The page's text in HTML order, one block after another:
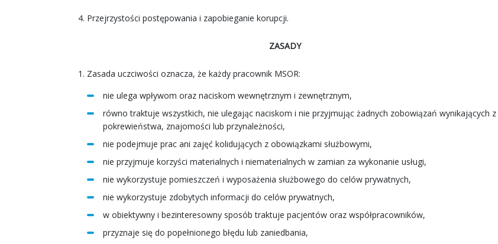
Przejrzystości postępowania i zapobieganie korupcji.
ZASADY
Zasada uczciwości oznacza, że każdy pracownik MSOR:
nie ulega wpływom oraz naciskom wewnętrznym i zewnętrznym,
równo traktuje wszystkich, nie ulegając naciskom i nie przyjmując żadnych zobowiązań wynikających z
pokrewieństwa, znajomości lub przynależności,
nie podejmuje prac ani zajęć kolidujących z obowiązkami służbowymi,
nie przyjmuje korzyści materialnych i niematerialnych w zamian za wykonanie usługi,
nie wykorzystuje pomieszczeń i wyposażenia służbowego do celów prywatnych,
nie wykorzystuje zdobytych informacji do celów prywatnych,
w obiektywny i bezinteresowny sposób traktuje pacjentów oraz współpracowników,
przyznaje się do popełnionego błędu lub zaniedbania,